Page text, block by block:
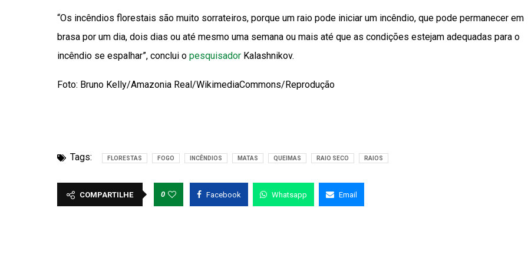
“Os incêndios florestais são muito sorrateiros, porque um raio pode iniciar um incêndio, que pode permanecer em
brasa por um dia, dois dias ou até mesmo uma semana ou mais até que as condições estejam adequadas para o
incêndio se espalhar”, conclui o pesquisador Kalashnikov.
Foto: Bruno Kelly/Amazonia Real/WikimediaCommons/Reprodução
Tags: FLORESTAS FOGO INCÊNDIOS MATAS QUEIMAS RAIO SECO RAIOS
COMPARTILHE 0 Facebook Whatsapp Email